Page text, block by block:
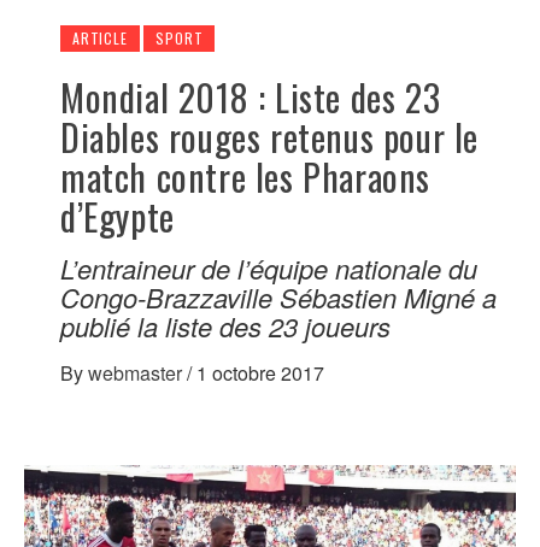
ARTICLE SPORT
Mondial 2018 : Liste des 23
Diables rouges retenus pour le
match contre les Pharaons
d’Egypte
L’entraineur de l’équipe nationale du
Congo-Brazzaville Sébastien Migné a
publié la liste des 23 joueurs
Bywebmaster/ 1 octobre 2017